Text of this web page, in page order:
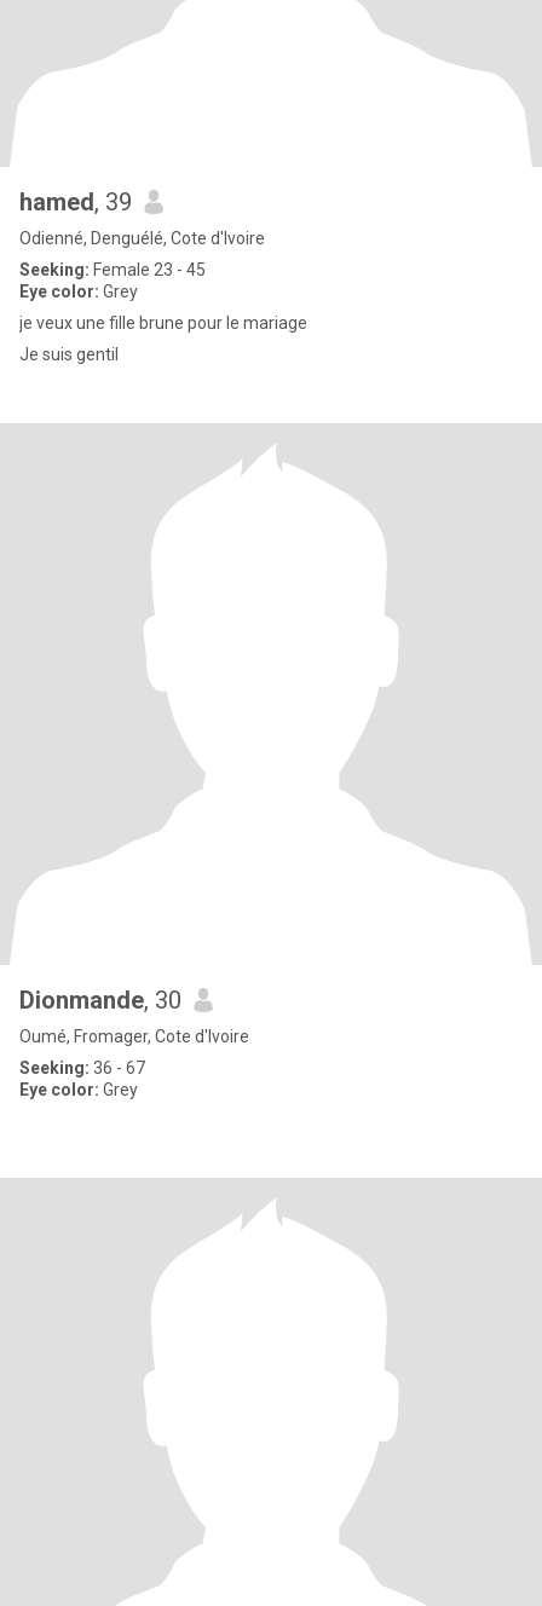
hamed, 39
Odienné, Denguélé, Cote d'Ivoire
Seeking: Female 23 - 45
Eye color: Grey
je veux une fille brune pour le mariage
Je suis gentil
Dionmande, 30
Oumé, Fromager, Cote d'Ivoire
Seeking: 36 - 67
Eye color: Grey